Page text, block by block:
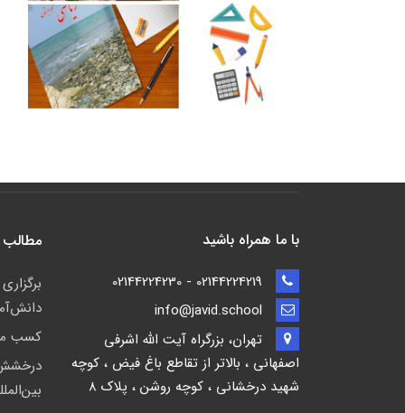
با ما همراه باشید
تهران، بزرگراه آیت الله اشرفی
اصفهانی ، بالاتر از تقاطع باغ فیض ، کوچه
شهید درخشانی ، کوچه روشن ، پلاک 8
مطالب
کسب
درخشش